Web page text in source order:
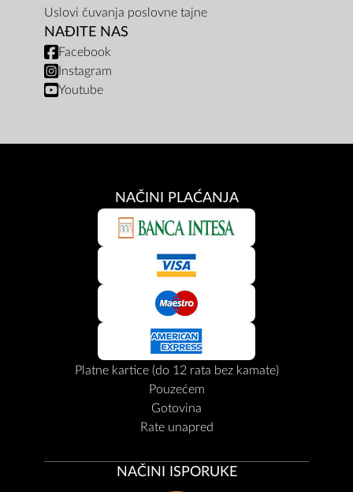
Uslovi čuvanja poslovne tajne
NAĐITE NAS
Facebook
Instagram
Youtube
NAČINI PLAĆANJA
Platne kartice (do 12 rata bez kamate)
Pouzećem
Gotovina
Rate unapred
NAČINI ISPORUKE